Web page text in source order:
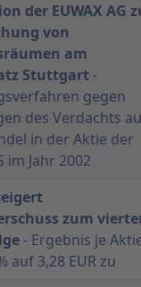
der EUWAX AG
von
am
Stuttgart -
gegen
des Verdachts
in der Aktie der
im Jahr 2002
zum
- Ergebnis je
auf 3,28 EUR zu